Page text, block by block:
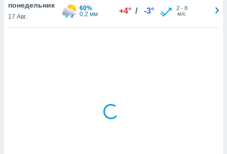
равно
нашим
понедельник
17 Авг.
60%
0.2 мм
+4° / -3° 2- 8
м/с